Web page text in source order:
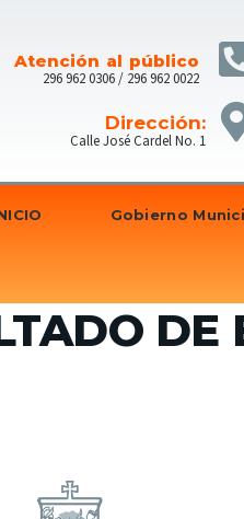
Atención al público
296 962 0306 / 296 962 0022
Dirección:
Calle José Cardel No. 1
Gobierno
DE